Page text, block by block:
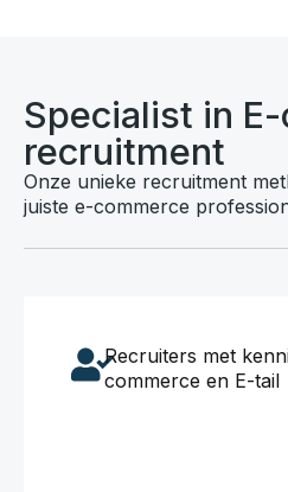
Specialist in
recruitment
Onze unieke recruitment
juiste e-commerce
Recruiters met
commerce en E-tail